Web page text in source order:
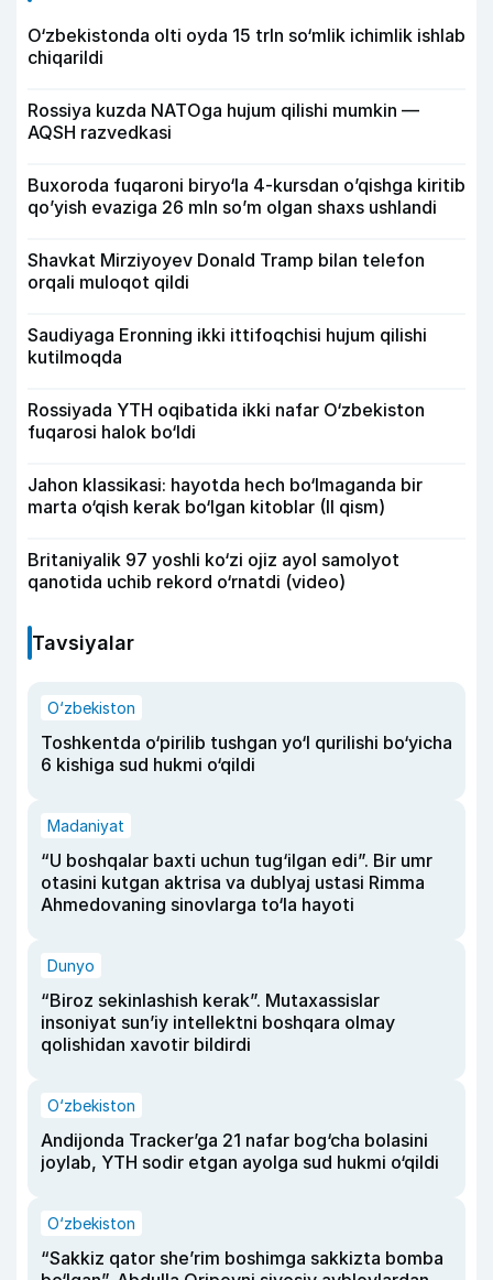
O‘zbekistonda olti oyda 15 trln so‘mlik ichimlik ishlab
chiqarildi
Rossiya kuzda NATOga hujum qilishi mumkin —
AQSH razvedkasi
Buxoroda fuqaroni biryo‘la 4-kursdan o’qishga kiritib
qo’yish evaziga 26 mln so’m olgan shaxs ushlandi
Shavkat Mirziyoyev Donald Tramp bilan telefon
orqali muloqot qildi
Saudiyaga Eronning ikki ittifoqchisi hujum qilishi
kutilmoqda
Rossiyada YTH oqibatida ikki nafar O‘zbekiston
fuqarosi halok bo‘ldi
Jahon klassikasi: hayotda hech bo‘lmaganda bir
marta o‘qish kerak bo‘lgan kitoblar (II qism)
Britaniyalik 97 yoshli ko‘zi ojiz ayol samolyot
qanotida uchib rekord o‘rnatdi (video)
Tavsiyalar
O‘zbekiston
Toshkentda o‘pirilib tushgan yo‘l qurilishi bo‘yicha
6 kishiga sud hukmi o‘qildi
Madaniyat
“U boshqalar baxti uchun tug‘ilgan edi”. Bir umr
otasini kutgan aktrisa va dublyaj ustasi Rimma
Ahmedovaning sinovlarga to‘la hayoti
Dunyo
“Biroz sekinlashish kerak”. Mutaxassislar
insoniyat sun’iy intellektni boshqara olmay
qolishidan xavotir bildirdi
O‘zbekiston
Andijonda Tracker’ga 21 nafar bog‘cha bolasini
joylab, YTH sodir etgan ayolga sud hukmi o‘qildi
O‘zbekiston
“Sakkiz qator she’rim boshimga sakkizta bomba